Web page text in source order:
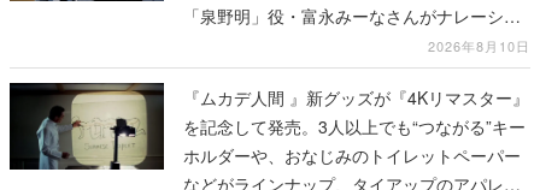
「泉野明」役・富永みーなさんがナレーショ
2026年8月10日
『ムカデ人間 』新グッズが『4Kリマスター』
を記念して発売。3人以上でも“つながる”キー
ホルダーや、おなじみのトイレットペーパー
などがラインナップ、タイアップのアパレル